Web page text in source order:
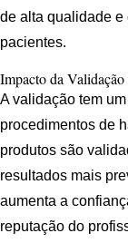
de alta qualidade e
pacientes.
Impacto da
A validação tem
procedimentos de
produtos são
resultados mais
aumenta a
reputação do